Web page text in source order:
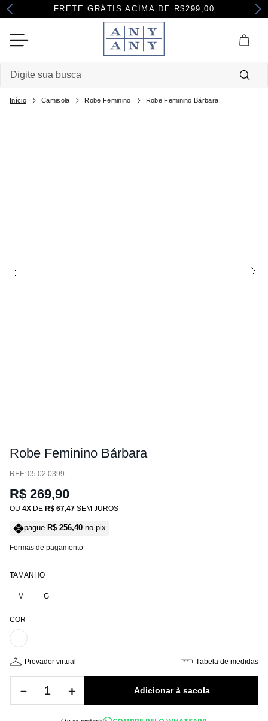
FRETE GRÁTIS ACIMA DE R$299,00
Camisola Robe Feminino Robe Feminino Bárbara
Robe Feminino Bárbara
: 05.02.0399
R$ 269,90
OU 4 DE R$ 67,47 SEM JUROS
pague R$ 256,40 no pix
Formas de pagamento
TAMANHO
M G
COR
provador virtual tabela de medidas
＋
－
Termos mais buscados